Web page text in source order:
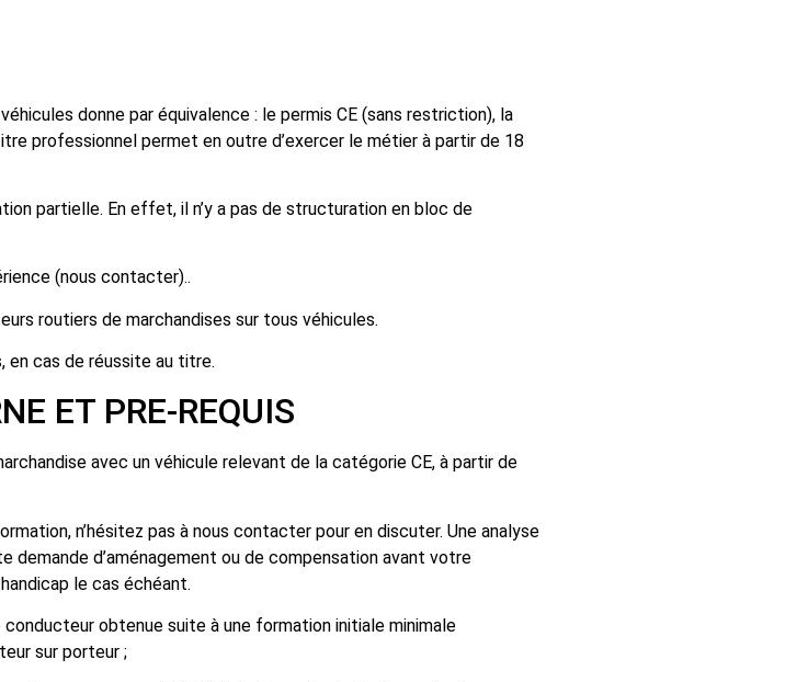
donne par équivalence : le permis CE (sans restriction), la
professionnel permet en outre d’exercer le métier à partir de 18
partielle. En effet, il n’y a pas de structuration en bloc de
(nous contacter)..
routiers de marchandises sur tous véhicules.
en cas de réussite au titre.
REQUIS
avec un véhicule relevant de la catégorie CE, à partir de
n’hésitez pas à nous contacter pour en discuter. Une analyse
demande d’aménagement ou de compensation avant votre
le cas échéant.
obtenue suite à une formation initiale minimale
sur porteur ;